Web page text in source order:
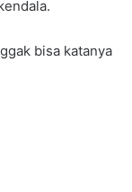
bisa katanya